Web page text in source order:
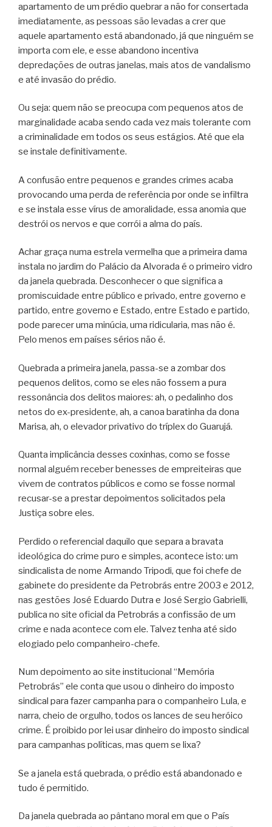
apartamento de um prédio quebrar a não for consertada
imediatamente, as pessoas são levadas a crer que
aquele apartamento está abandonado, já que ninguém se
importa com ele, e esse abandono incentiva
depredações de outras janelas, mais atos de vandalismo
e até invasão do prédio.
Ou seja: quem não se preocupa com pequenos atos de
marginalidade acaba sendo cada vez mais tolerante com
a criminalidade em todos os seus estágios. Até que ela
se instale definitivamente.
A confusão entre pequenos e grandes crimes acaba
provocando uma perda de referência por onde se infiltra
e se instala esse vírus de amoralidade, essa anomia que
destrói os nervos e que corrói a alma do país.
Achar graça numa estrela vermelha que a primeira dama
instala no jardim do Palácio da Alvorada é o primeiro vidro
da janela quebrada. Desconhecer o que significa a
promiscuidade entre público e privado, entre governo e
partido, entre governo e Estado, entre Estado e partido,
pode parecer uma minúcia, uma ridicularia, mas não é.
Pelo menos em países sérios não é.
Quebrada a primeira janela, passa-se a zombar dos
pequenos delitos, como se eles não fossem a pura
ressonância dos delitos maiores: ah, o pedalinho dos
netos do ex-presidente, ah, a canoa baratinha da dona
Marisa, ah, o elevador privativo do tríplex do Guarujá.
Quanta implicância desses coxinhas, como se fosse
normal alguém receber benesses de empreiteiras que
vivem de contratos públicos e como se fosse normal
recusar-se a prestar depoimentos solicitados pela
Justiça sobre eles.
Perdido o referencial daquilo que separa a bravata
ideológica do crime puro e simples, acontece isto: um
sindicalista de nome Armando Tripodi, que foi chefe de
gabinete do presidente da Petrobrás entre 2003 e 2012,
nas gestões José Eduardo Dutra e José Sergio Gabrielli,
publica no site oficial da Petrobrás a confissão de um
crime e nada acontece com ele. Talvez tenha até sido
elogiado pelo companheiro-chefe.
Num depoimento ao site institucional “Memória
Petrobrás” ele conta que usou o dinheiro do imposto
sindical para fazer campanha para o companheiro Lula, e
narra, cheio de orgulho, todos os lances de seu heróico
crime. É proibido por lei usar dinheiro do imposto sindical
para campanhas políticas, mas quem se lixa?
Se a janela está quebrada, o prédio está abandonado e
tudo é permitido.
Da janela quebrada ao pântano moral em que o País